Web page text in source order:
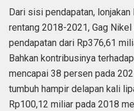
Dari sisi pendapatan,
rentang 2018-2021, Gag
pendapatan dari Rp376,61
Bahkan kontribusinya
mencapai 38 persen pada
tumbuh hampir delapan kali
Rp100,12 miliar pada 2018